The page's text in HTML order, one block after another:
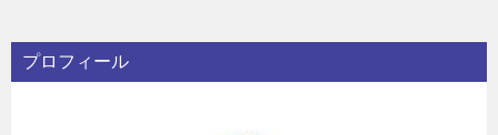
プロフィール